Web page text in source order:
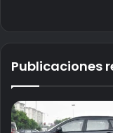
Publicaciones